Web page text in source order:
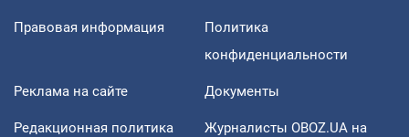
Правовая информация
Политика
конфиденциальности
Реклама на сайте Документы
Редакционная политика
Журналисты OBOZ.UA на